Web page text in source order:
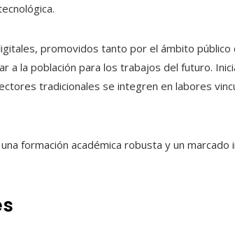
promovidos tanto por el ámbito
a la población para los trabajos del futuro.
tradicionales se integren en labores
formación académica robusta y un